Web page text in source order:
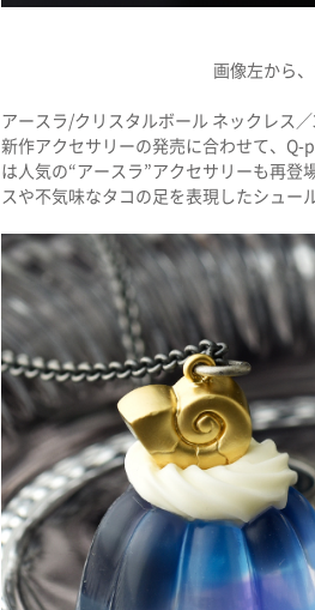
画像左から
アースラ/クリスタルボール ネックレス
新作アクセサリーの発売に合わせて、
は人気の“アースラ”アクセサリーも再
スや不気味なタコの足を表現したシュー